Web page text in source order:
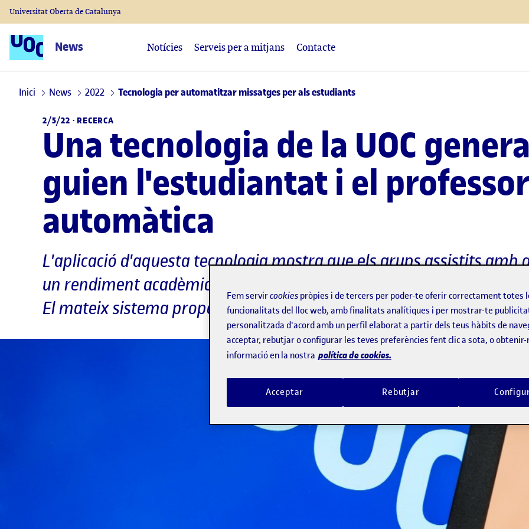
Universitat Oberta de Catalunya
News Notícies Serveis per a mitjans Contacte
Inici News 2022 Tecnologia per automatitzar missatges per als estudiants
2/5/22 · RECERCA
Una tecnologia de la UOC
guien l'estudiantat i el
automàtica
L'aplicació d'aquesta tecnologia mostra que els grups assistits amb
un rendiment acadèmic més alt
El mateix sistema proporciona informació rellevant per millorar el
Fem servircookies pròpies i de tercers per poder-te oferir correctament totes
funcionalitats del lloc web, amb finalitats analítiques i per mostrar-te
personalitzada d'acord amb un perfil elaborat a partir dels teus hàbits de
acceptar, rebutjar o configurar les teves preferències fent clic a sota, o obtenir-
informació en la nostra política de cookies.
Rebutjar
Acceptar